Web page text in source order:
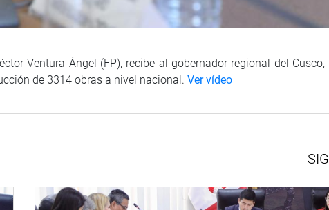
Ventura Ángel (FP), recibe al gobernador regional del Cusco,
de 3314 obras a nivel nacional. Ver vídeo